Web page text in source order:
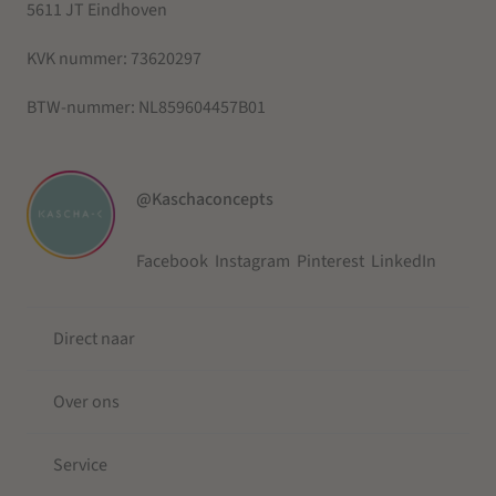
5611 JT Eindhoven
KVK nummer: 73620297
BTW-nummer: NL859604457B01
@Kaschaconcepts
Facebook Instagram Pinterest LinkedIn
Direct naar
Over ons
Service